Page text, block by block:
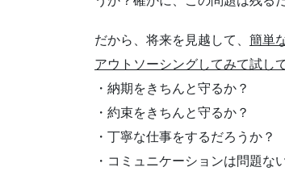
だから、将来を見越して、 簡単
アウトソーシングしてみて試し
・納期をきちんと守るか？
・約束をきちんと守るか？
・丁寧な仕事をするだろうか？
・コミュニケーションは問題な